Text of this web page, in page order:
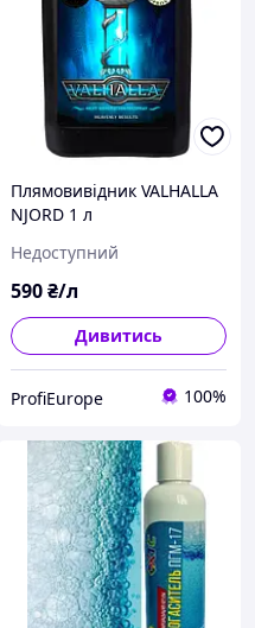
Плямовивідник VALHALLA
NJORD 1 л
Недоступний
590₴/л
Дивитись
ProfiEurope 100%